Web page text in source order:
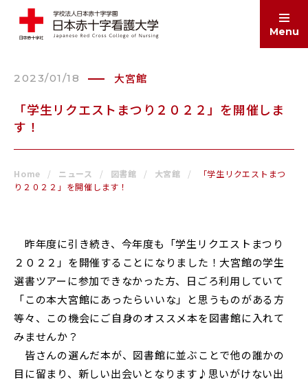
Menu
ABOUT
SCHOOL LIFE
学生生活
RESEARCH & COLLABORATION
研究・社会連携
2023/01/18 大宮館
「学生リクエストまつり２０２２」を開催しま
す！
Home ニュース 図書館 大宮館
「学生リクエストまつ
り２０２２」を開催します！
昨年度に引き続き、今年度も「学生リクエストまつり
２０２２」を開催することになりました！大宮館の学生
選書ツアーに参加できなかった方、日ごろ利用していて
「この本大宮館にあったらいいな」と思うものがある方
等々、この機会にご自身のオススメ本を図書館に入れて
みませんか？
皆さんの選んだ本が、図書館に並ぶことで他の誰かの
目に留まり、新しい出会いとなります♪思いがけない出